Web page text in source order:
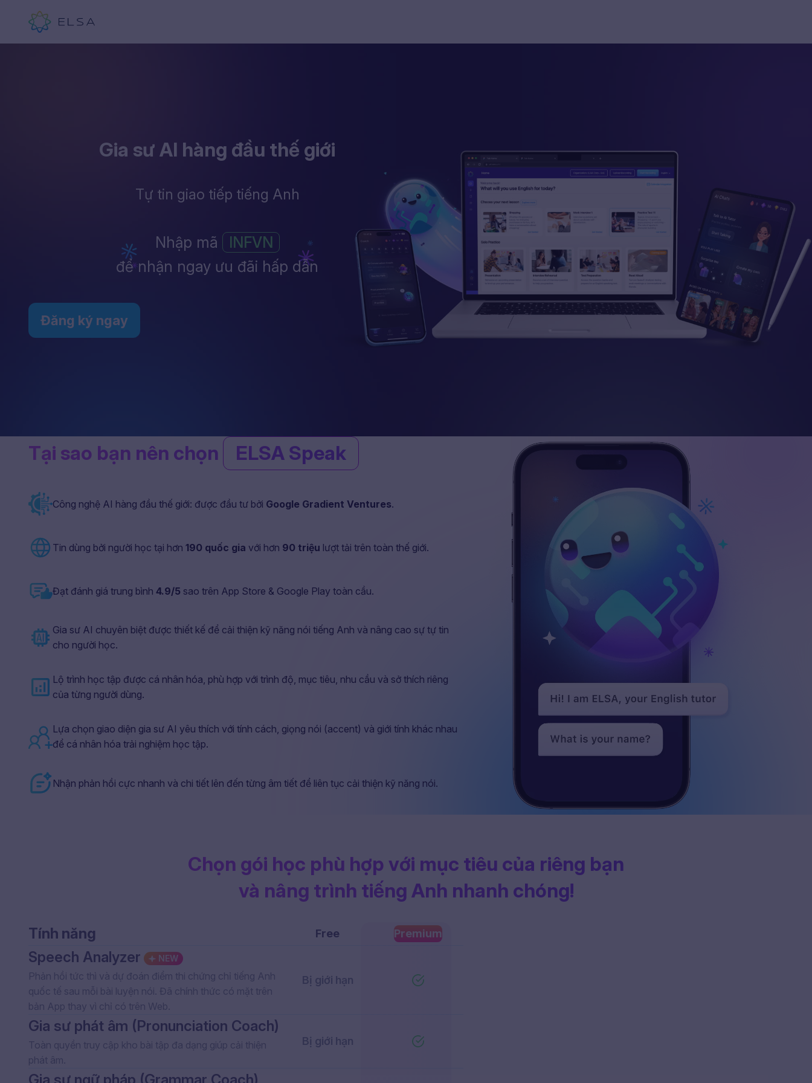
Gia sư AI hàng đầu thế giới
Tự tin giao tiếp tiếng Anh
Nhập mã
INFVN
để nhận ngay ưu đãi hấp dẫn
Đăng ký ngay
Tại sao bạn nên chọn ELSA Speak
Công nghệ AI hàng đầu thế giới: được đầu tư bởi Google Gradient Ventures.
Tin dùng bởi người học tại hơn190 quốc gia với hơn 90 triệu lượt tải trên toàn thế giới.
Đạt đánh giá trung bình4.9/5 sao trên App Store & Google Play toàn cầu.
Gia sư AI chuyên biệt được thiết kế để cải thiện kỹ năng nói tiếng Anh và nâng cao sự tự tin
cho người học.
Lộ trình học tập được cá nhân hóa, phù hợp với trình độ, mục tiêu, nhu cầu và sở thích riêng
của từng người dùng.
Lựa chọn giao diện gia sư AI yêu thích với tính cách, giọng nói (accent) và giới tính khác nhau
để cá nhân hóa trải nghiệm học tập.
Nhận phản hồi cực nhanh và chi tiết lên đến từng âm tiết để liên tục cải thiện kỹ năng nói.
Chọn gói học phù hợp với mục tiêu của riêng bạn
và nâng trình tiếng Anh nhanh chóng!
Tính năng Free Premium
Speech Analyzer NEW
Phản hồi tức thì và dự đoán điểm thi chứng chỉ tiếng Anh
quốc tế sau mỗi bài luyện nói. Đã chính thức có mặt trên
bản App thay vì chỉ có trên Web.
Bị giới hạn
Gia sư phát âm (Pronunciation Coach)
Toàn quyền truy cập kho bài tập đa dạng giúp cải thiện
phát âm.
Bị giới hạn